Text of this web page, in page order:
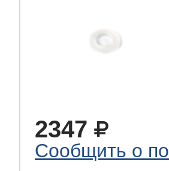
2347
Сообщить о